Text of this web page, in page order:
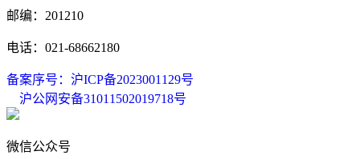
邮编：201210
电话：021-68662180
备案序号：沪ICP备2023001129号
沪公网安备31011502019718号
微信公众号